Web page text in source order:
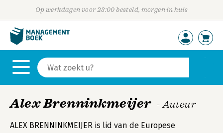
Op werkdagen voor 23:00 besteld, morgen in huis
Alex Brenninkmeijer - Auteur
ALEX BRENNINKMEIJER is lid van de Europese